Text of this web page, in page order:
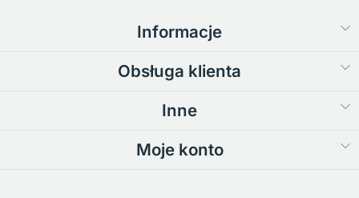
Informacje
Obsługa klienta
Inne
Moje konto